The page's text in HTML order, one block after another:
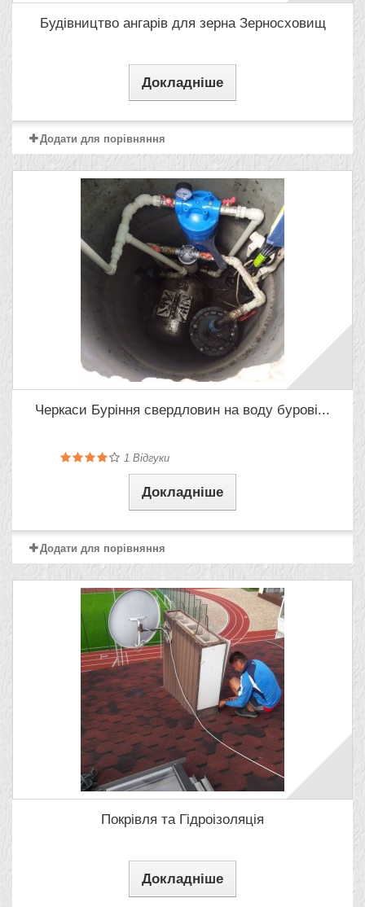
Будівництво ангарів для зерна Зерносховищ
Докладніше
Додати для порівняння
Черкаси Буріння свердловин на воду бурові...
1 Відгуки
Докладніше
Додати для порівняння
Покрівля та Гідроізоляція
Докладніше